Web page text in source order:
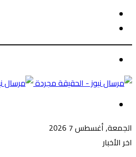
عن
الجمعة, أغسطس 7 2026
اخر الأخبار